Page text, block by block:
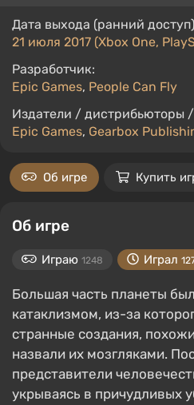
Дата выхода (ранний
21 июля 2017 (Xbox One,
Разработчик:
Epic Games, People Can Fly
Издатели / дистрибьюторы
Epic Games, Gearbox
Об игре Купить
Об игре
Играю 1248 Играл
Большая часть планеты
катаклизмом, из-за
странные создания,
назвали их мозгляками.
представители
укрываясь в причудливых